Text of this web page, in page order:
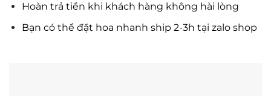
Hoàn trả tiền khi khách hàng không hài lòng
Bạn có thể đặt hoa nhanh ship 2-3h tại zalo shop